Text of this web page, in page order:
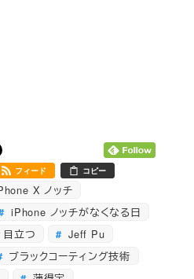
フィード コピー
X ノッチ
iPhone ノッチがなくなる日
目立つ
Jeff Pu
ブラックコーティング技術